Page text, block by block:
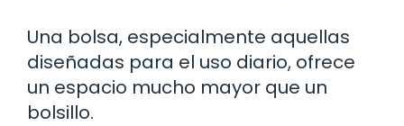
Una bolsa, especialmente aquellas
diseñadas para el uso diario, ofrece
un espacio mucho mayor que un
bolsillo.